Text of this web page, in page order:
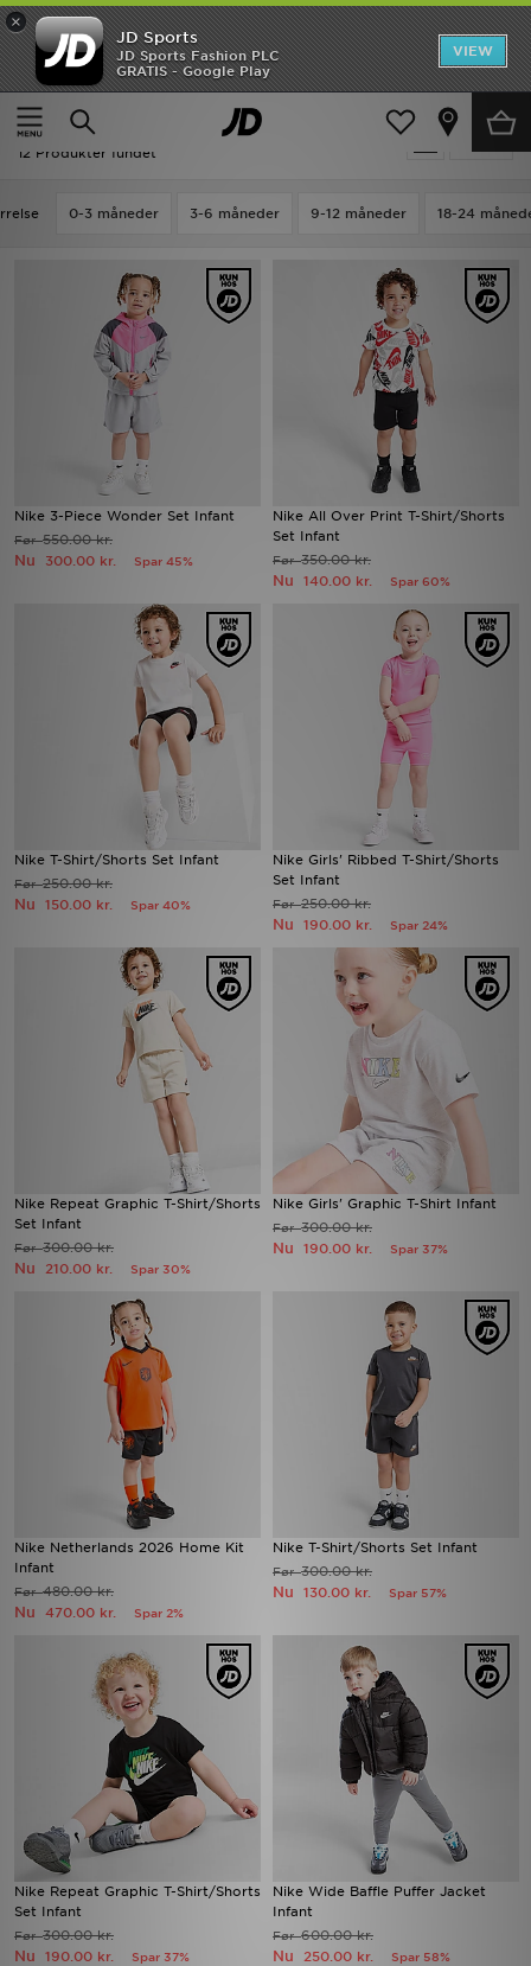
×
JD Sports
JD Sports Fashion PLC
GRATIS - Google Play
VIEW
Hjem
Børn Babytøj (0-3 År)
Udsalg | Børn - Nike Babytøj (0-3 År)
12 Produkter fundet
0-3 måneder 3-6 måneder 9-12 måneder 18-24
Nike 3-Piece Wonder Set Infant
Før550.00 kr.
Nu 300.00 kr. Spar 45%
Nike All Over Print T-Shirt/Shorts
Set Infant
Før350.00 kr.
Nu 140.00 kr. Spar 60%
Nike T-Shirt/Shorts Set Infant
Før250.00 kr.
Nu 150.00 kr. Spar 40%
Nike Girls' Ribbed T-Shirt/Shorts
Set Infant
Før250.00 kr.
Nu 190.00 kr. Spar 24%
Nike Repeat Graphic T-Shirt/Shorts
Set Infant
Før300.00 kr.
Nu 210.00 kr. Spar 30%
Nike Girls' Graphic T-Shirt Infant
Før300.00 kr.
Nu 190.00 kr. Spar 37%
Nike Netherlands 2026 Home Kit
Infant
Før480.00 kr.
Nu 470.00 kr. Spar 2%
Nike T-Shirt/Shorts Set Infant
Før300.00 kr.
Nu 130.00 kr. Spar 57%
Nike Repeat Graphic T-Shirt/Shorts
Set Infant
Før300.00 kr.
Nu 190.00 kr. Spar 37%
Nike Wide Baffle Puffer Jacket
Infant
Før600.00 kr.
Nu 250.00 kr. Spar 58%
Hjem
UDSALG
Nyheder
Bestsellers
Mine beskeder
Hjælp & information